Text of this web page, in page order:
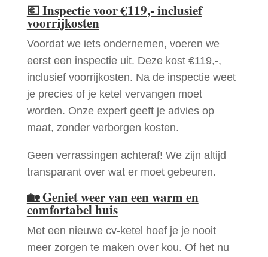
💶Inspectie voor €119,- inclusief
voorrijkosten
Voordat we iets ondernemen, voeren we
eerst een inspectie uit. Deze kost €119,-,
inclusief voorrijkosten. Na de inspectie weet
je precies of je ketel vervangen moet
worden. Onze expert geeft je advies op
maat, zonder verborgen kosten.
Geen verrassingen achteraf! We zijn altijd
transparant over wat er moet gebeuren.
🏡Geniet weer van een warm en
comfortabel huis
Met een nieuwe cv-ketel hoef je je nooit
meer zorgen te maken over kou. Of het nu